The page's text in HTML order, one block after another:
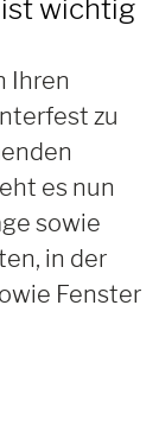
ist wichtig
Ihren
zu
es nun
sowie
in der
Fenster